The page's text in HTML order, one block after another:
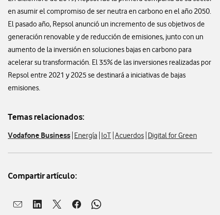
en asumir el compromiso de ser neutra en carbono en el año 2050.
El pasado año, Repsol anunció un incremento de sus objetivos de
generación renovable y de reducción de emisiones, junto con un
aumento de la inversión en soluciones bajas en carbono para
acelerar su transformación. El 35% de las inversiones realizadas por
Repsol entre 2021 y 2025 se destinará a iniciativas de bajas
emisiones.
Temas relacionados:
Vodafone Business Energía IoT Acuerdos Digital for Green
Compartir artículo:
Abrir ventana para compartir en mail
Abrir ventana para compartir en linkedin
Abrir ventana para compartir en twitter
Abrir ventana para compartir en facebook
Abrir ventana para compartir en